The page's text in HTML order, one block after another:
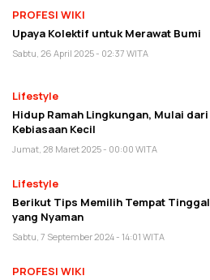
PROFESI WIKI
Upaya Kolektif untuk Merawat Bumi
Sabtu, 26 April 2025 - 02:37 WITA
Lifestyle
Hidup Ramah Lingkungan, Mulai dari
Kebiasaan Kecil
Jumat, 28 Maret 2025 - 00:00 WITA
Lifestyle
Berikut Tips Memilih Tempat Tinggal
yang Nyaman
Sabtu, 7 September 2024 - 14:01 WITA
PROFESI WIKI